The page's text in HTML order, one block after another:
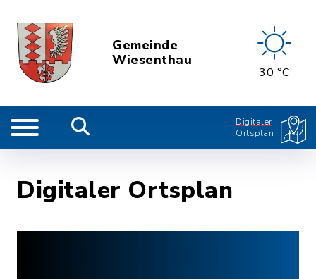
Gemeinde
Wiesenthau
30 °C
Digitaler
Ortsplan
Digitaler Ortsplan